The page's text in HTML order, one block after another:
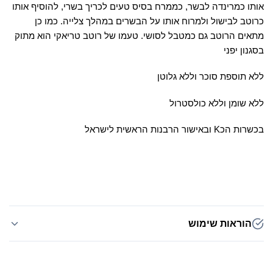
אותו כמרינדה לבשר, כממרח בסיס טעים לכריך בשרי, להוסיף אותו
כרוטב לבישול ולמרוח אותו על הבשרים במהלך צלייה. כמו כן
מתאים הרוטב גם כמטבל לסושי. טעמו של רוטב טריאקי הוא מתוק
בסגנון יפני
ללא תוספת סוכר וללא גלוטן
ללא שומן וללא כולסטרול
בכשרות הכK ובאישור הרבנות הראשית לישראל
הוראות שימוש